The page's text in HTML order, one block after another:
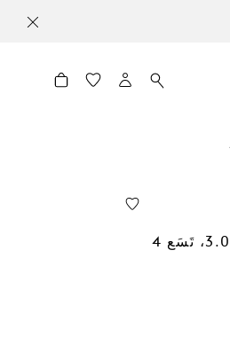
محفظة بطاقات مون بلان إكستريم 3.0، تَسَع 4